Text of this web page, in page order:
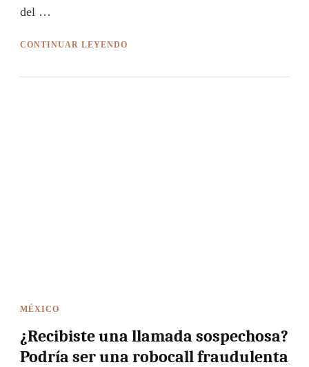
del …
CONTINUAR LEYENDO
MÉXICO
¿Recibiste una llamada sospechosa?
Podría ser una robocall fraudulenta